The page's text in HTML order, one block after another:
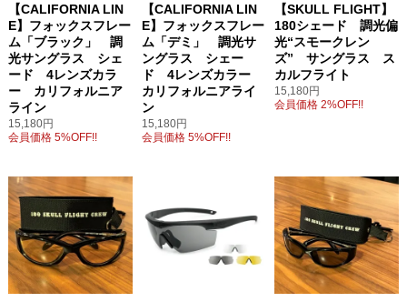
【CALIFORNIA LIN
E】フォックスフレー
ム「ブラック」 調
光サングラス シェ
ード 4レンズカラ
ー カリフォルニア
ライン
15,180円
会員価格 5%OFF!!
【CALIFORNIA LIN
E】フォックスフレー
ム「デミ」 調光サ
ングラス シェー
ド 4レンズカラー
カリフォルニアライ
ン
15,180円
会員価格 5%OFF!!
【SKULL FLIGHT】
180シェード 調光偏
光“スモークレン
ズ” サングラス ス
カルフライト
15,180円
会員価格 2%OFF!!